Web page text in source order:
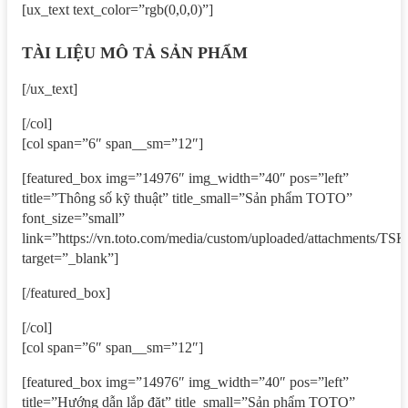
[ux_text text_color=”rgb(0,0,0)”]
TÀI LIỆU MÔ TẢ SẢN PHẨM
[/ux_text]
[/col]
[col span=”6″ span__sm=”12″]
[featured_box img=”14976″ img_width=”40″ pos=”left”
title=”Thông số kỹ thuật” title_small=”Sản phẩm TOTO”
font_size=”small”
link=”https://vn.toto.com/media/custom/uploaded/attachments/
target=”_blank”]
[/featured_box]
[/col]
[col span=”6″ span__sm=”12″]
[featured_box img=”14976″ img_width=”40″ pos=”left”
title=”Hướng dẫn lắp đặt” title_small=”Sản phẩm TOTO”